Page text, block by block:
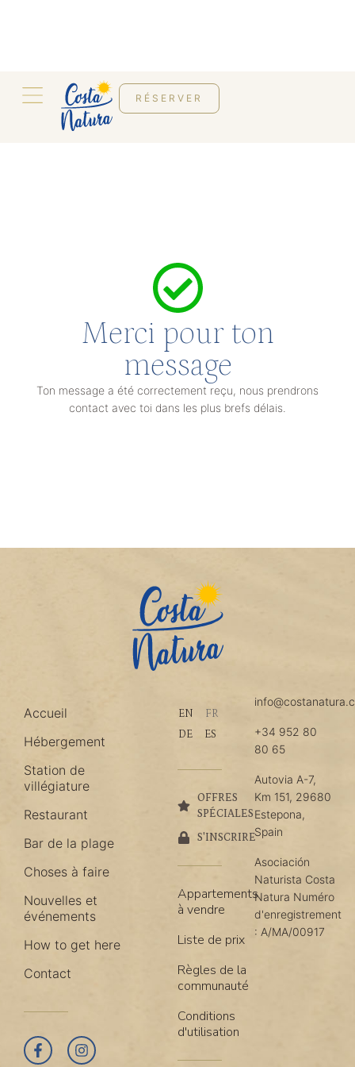
RÉSERVER
Merci pour ton
message
Ton message a été correctement reçu, nous prendrons
contact avec toi dans les plus brefs délais.
Accueil
Hébergement
Station de
villégiature
Restaurant
Bar de la plage
Choses à faire
Nouvelles et
événements
How to get here
Contact
EN
FR
DE
ES
OFFRES
SPÉCIALES
S'INSCRIRE
Appartements
à vendre
Liste de prix
Règles de la
communauté
Conditions
d'utilisation
+34 952 80
80 65
Autovia A-7,
Km 151, 29680
Estepona,
Spain
Asociación
Naturista Costa
Natura Numéro
d'enregistrement
: A/MA/00917